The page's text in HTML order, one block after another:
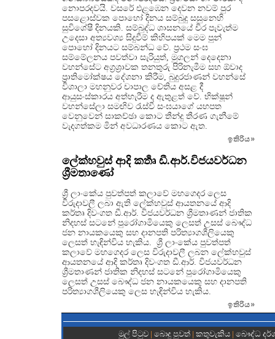
නොපරදවයි. වසරේ එළඹෙන දෙවන නවම් පුර
පසළොස්වක පොහෝ දිනය සම්බුදු සසුනෙහි
සුවිශේෂී දිනයකි. සම්බුද්ධ ශාසනයේ චිර පැවැත්ම
උදෙසා අත්‍යවශ්‍ය සිදුවීම් කිහිපයක් මෙම පුන්
පොහෝ දිනයට සම්බන්ධ වේ. ප්‍රථම සංඝ
සම්මේලනය පවත්වා සැරියුත්, මුගලන් දෙදෙනා
වහන්සේට අග්‍රශ්‍රාවක තනතුරු පිරිනැමීම සහ ඕවාද
ප්‍රාතිමෝක්ෂය දේශනා කිරීම, බුදුරජාණන් වහන්සේ
විශාලා මහනුවර චාපාල චේතිය අසළ දී
ආයුසංස්කාරය අත්හැරීම ද ඇතුළත් වේ. භික්ෂූන්
වහන්සේලා සමඟිව රැස්වී සංඝයාගේ යහපත
වෙනුවෙන් සාකච්ඡා කොට තීන්දු තීරණ ගැනීමේ
වැදගත්කම මින් අවධාරණය කොට ඇත.
ඉතිරිය»
ලේක්හවුස් ආදි කර්‍තෘ ඩී.ආර්.විජයවර්ධන
ශ්‍රීමතාණෝ
ශ්‍රී ලාංකේය පුවත්පත් කලාවේ මහගෙදර ලෙස
විරුදාවලී ලබා ඇති ලේක්හවුස් ආයතනයේ ආදි
කර්තෘ දිවංගත ඩී.ආර්. විජයවර්ධන ශ්‍රීමතාණන් ජාතික
නිදහස් සටනේ පුරෝගාමියෙකු ලෙසත් උසස් බෞද්ධ
ජන නායකයෙකු සහ දානපති පරිත්‍යාගශීලියෙකු
ලෙසත් හැඳින්විය හැකිය. ශ්‍රී ලාංකේය පුවත්පත්
කලාවේ මහගෙදර ලෙස විරුදාවලී ලබන ලේක්හවුස්
ආයතනයේ ආදි කර්තෘ දිවංගත ඩී.ආර්. විජයවර්ධන
ශ්‍රීමතාණන් ජාතික නිදහස් සටනේ පුරෝගාමියෙකු
ලෙසත් උසස් බෞද්ධ ජන නායකයෙකු සහ දානපති
පරිත්‍යාගශීලියෙකු ලෙස හැඳින්විය හැකිය.
ඉතිරිය»
මුල් පිටුව | බොදු පුවත්| කතුවැකිය| බෞද්ධ